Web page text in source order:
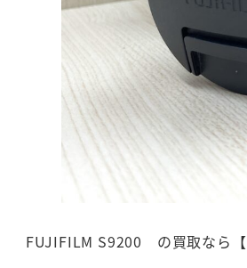
FUJIFILM S9200 の買取なら【